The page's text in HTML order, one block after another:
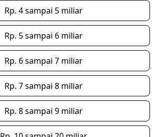
Rp. 4 sampai 5 miliar
Rp. 5 sampai 6 miliar
Rp. 6 sampai 7 miliar
Rp. 7 sampai 8 miliar
Rp. 8 sampai 9 miliar